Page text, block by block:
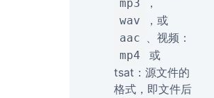
mp3 ，
wav ，或
aac 、视频：
mp4
或
tsat：源文件的
格式，即文件后